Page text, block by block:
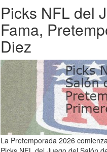
Picks NFL del
Fama,
Diez
La Pretemporada 2026